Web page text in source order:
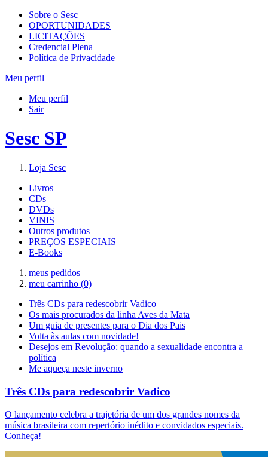
Sobre o Sesc
OPORTUNIDADES
LICITAÇÕES
Credencial Plena
Política de Privacidade
Meu perfil
Meu perfil
Sair
Sesc SP
Loja Sesc
Livros
CDs
DVDs
VINIS
Outros produtos
PREÇOS ESPECIAIS
E-Books
meus pedidos
meu carrinho (0)
Três CDs para redescobrir Vadico
Os mais procurados da linha Aves da Mata
Um guia de presentes para o Dia dos Pais
Volta às aulas com novidade!
Desejos em Revolução: quando a sexualidade encontra a
política
Me aqueça neste inverno
Três CDs para redescobrir Vadico
O lançamento celebra a trajetória de um dos grandes nomes da
música brasileira com repertório inédito e convidados especiais.
Conheça!